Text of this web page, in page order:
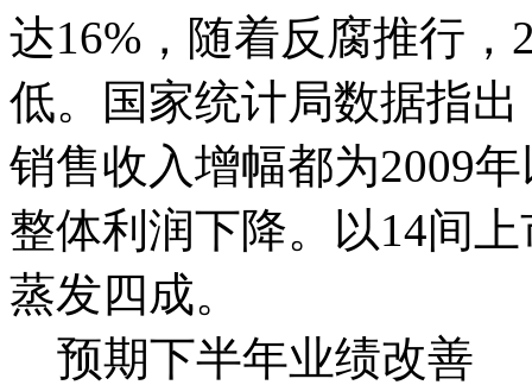
达16%，随着反腐推行
低。国家统计局数据指
销售收入增幅都为2009
整体利润下降。以14间
蒸发四成。
预期下半年业绩改善